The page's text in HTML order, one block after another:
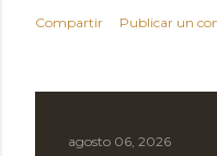
Compartir Publicar un
agosto 06, 2026